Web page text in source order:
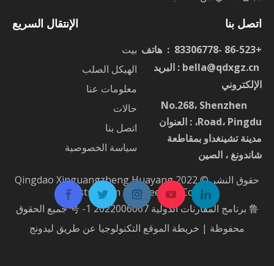
الإنتقال السريع
بيت
الهيكل الصلب
معلومات عنا
حالات
اتصل بنا
سياسة الخصوصية
اتصل بنا
+86-523 -83306778 : هاتف
bella@qdxgz.cn : البريد
الإلكتروني
No.268، Shenzhen
Road، Pingdu، : العنوان
مدينة تشينغداو بمقاطعة
شاندونغ ، الصين
حقوق النشر © 2022 Qingdao Xinguangzheng Huayang
Construction Engineering Co.، Ltd.
鲁 برنامج المقارنات الدولية 2022006067 号 -1
جميع الحقوق
محفوظة | خريطة الموقع التكنولوجيا عن طريق ليدونج